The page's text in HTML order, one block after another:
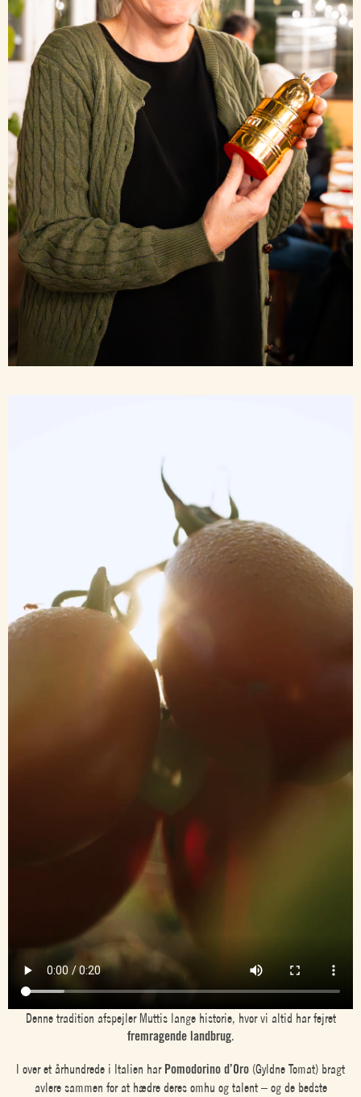
Denne tradition afspejler Muttis lange historie, hvor vi altid har fejret
fremragende landbrug.
I over et århundrede i Italien har Pomodorino d’Oro (Gyldne Tomat) bragt
avlere sammen for at hædre deres omhu og talent – og de bedste